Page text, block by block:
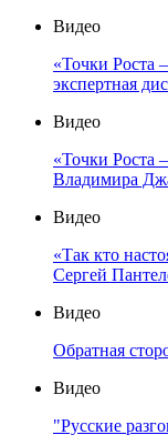
Видео
«Точки Роста
экспертная
Видео
«Точки Роста
Владимира
Видео
«Так кто
Сергей
Видео
Обратная
Видео
"Русские